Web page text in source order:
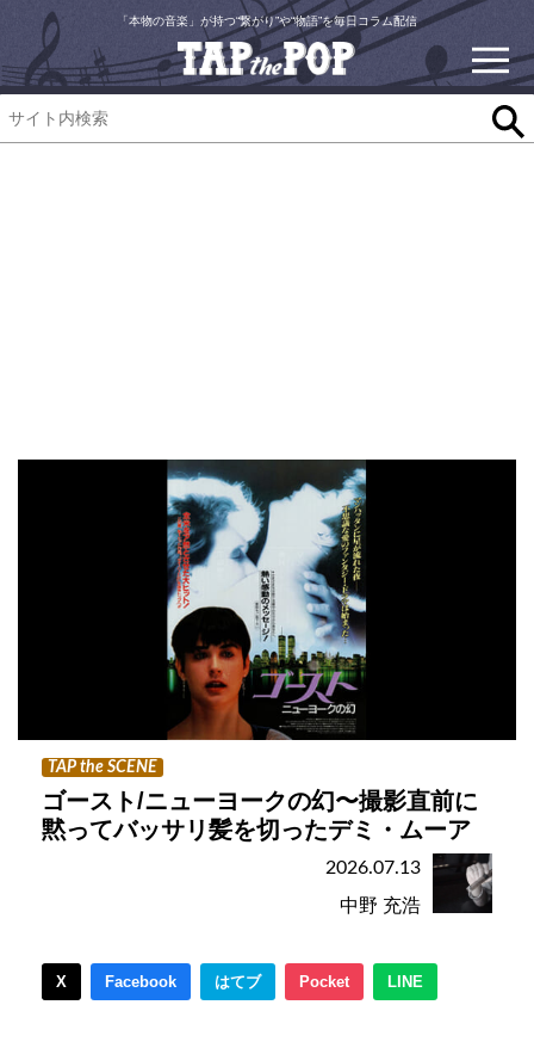
「本物の音楽」が持つ“繋がり”や“物語”を毎日コラム配信
TAP the SCENE
ゴースト/ニューヨークの幻〜撮影直前に
黙ってバッサリ髪を切ったデミ・ムーア
2026.07.13
中野 充浩
X Facebook はてブ Pocket LINE